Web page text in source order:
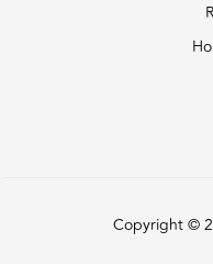
Copyright ©